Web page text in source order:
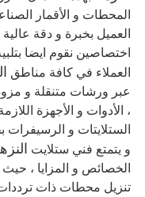
المحطات و الأقمار
العميل بخبرة و دقة عالية
اختصاصين نقوم ايضا
العملاء في كافة مناطق
عبر ورشات متنقلة و
، الأدوات و الأجهزة
الستلايتات و الرسيفرات
و يتمتع فني ستلايت
الخصائص و المزايا ، حيث
تنزيل محطات ذات